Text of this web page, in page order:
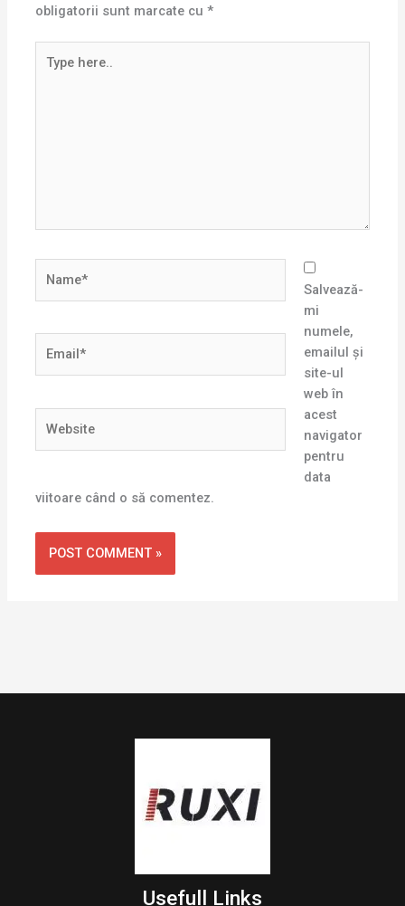
obligatorii sunt marcate cu*
here..
Salvează-
mi
numele,
emailul și
site-ul
web în
acest
navigator
pentru
data
viitoare când o să comentez.
Usefull Links